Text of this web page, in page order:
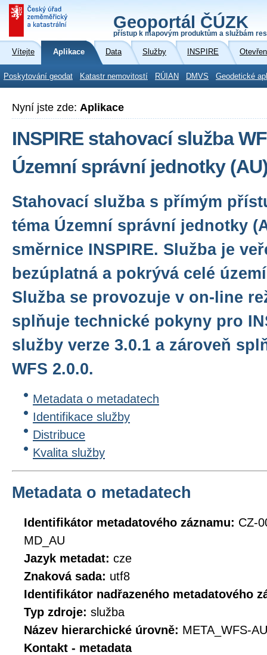
Geoportál ČÚZK
přístup k mapovým produktům a službám
Vítejte Aplikace Data Služby INSPIRE
Poskytování geodat Katastr nemovitostí RÚIAN DMVS Geodetické
Nyní jste zde: Aplikace
INSPIRE stahovací služba
Územní správní jednotky
Stahovací služba s přímým
téma Územní správní jednotky
směrnice INSPIRE. Služba je
bezúplatná a pokrývá celé
Služba se provozuje v on-line
splňuje technické pokyny pro
služby verze 3.0.1 a zároveň
WFS 2.0.0.
Metadata o metadatech
Identifikace služby
Distribuce
Kvalita služby
Metadata o metadatech
Identifikátor metadatového záznamu: CZ-
MD_AU
Jazyk metadat: cze
Znaková sada: utf8
Identifikátor nadřazeného metadatového
Typ zdroje: služba
Název hierarchické úrovně: META_WFS-
Kontakt - metadata